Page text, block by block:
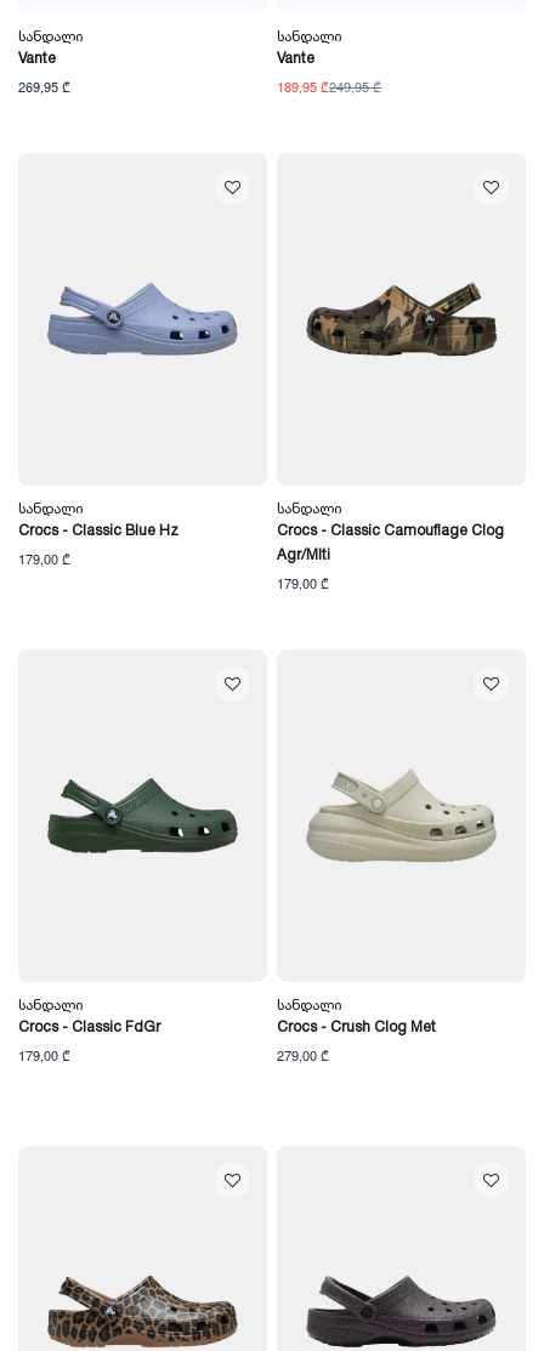
Სანდალი
Vante
269,95 ₾
Სანდალი
Vante
189,95 ₾249,95 ₾
Სანდალი
Crocs - Classic Blue Hz
179,00 ₾
Სანდალი
Crocs - Classic Camouflage Clog
Agr/Mlti
179,00 ₾
Სანდალი
Crocs - Classic FdGr
179,00 ₾
Სანდალი
Crocs - Crush Clog Met
279,00 ₾